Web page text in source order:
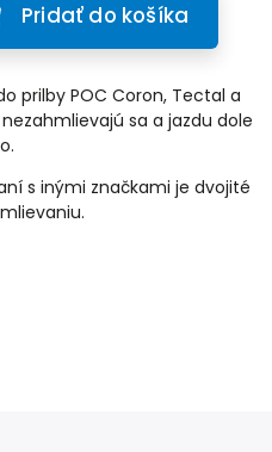
Pridať do košíka
prilby POC Coron, Tectal a
sa a jazdu dole
s inými značkami je dvojité